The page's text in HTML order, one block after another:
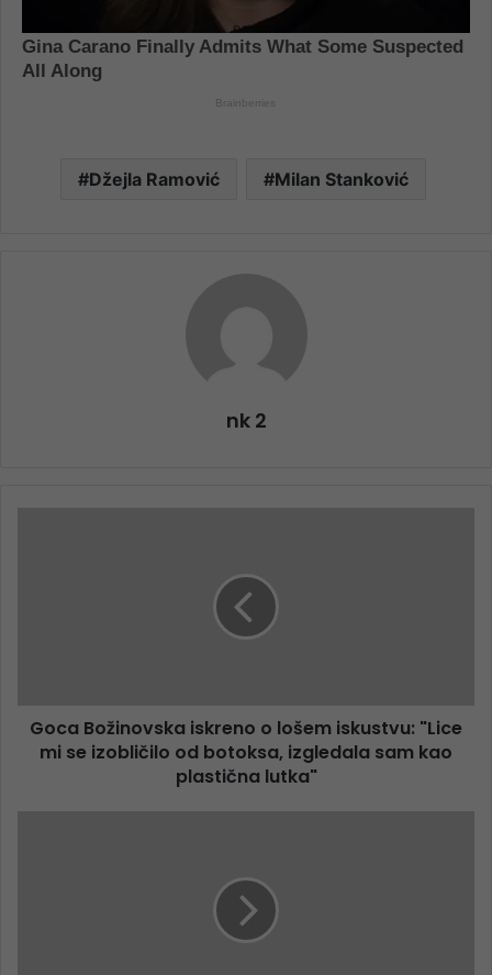
Džejla Ramović Milan Stanković
nk 2
Goca Božinovska iskreno o lošem iskustvu: "Lice
mi se izobličilo od botoksa, izgledala sam kao
plastična lutka"